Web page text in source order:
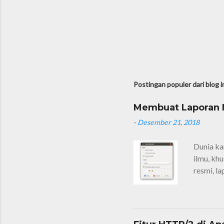
Postingan populer dari blog
Membuat
-Desember 21, 2018
Dunia
ilmu,
resmi,